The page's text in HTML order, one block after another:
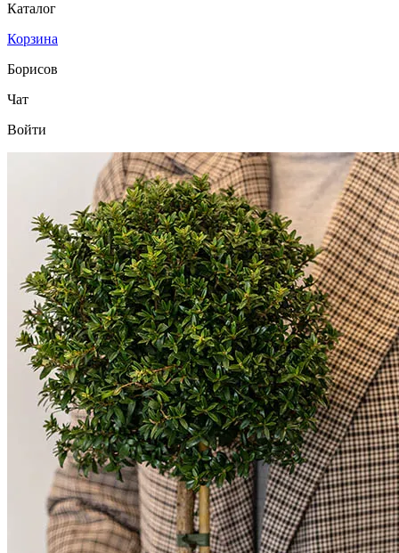
Каталог
Корзина
Борисов
Чат
Войти